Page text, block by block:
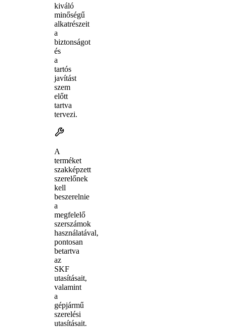
kiváló
minőségű
alkatrészeit
a
biztonságot
és
a
tartós
javítást
szem
előtt
tartva
tervezi.
A
terméket
szakképzett
szerelőnek
kell
beszerelnie
a
megfelelő
szerszámok
használatával,
pontosan
betartva
az
SKF
utasításait,
valamint
a
gépjármű
szerelési
utasításait.